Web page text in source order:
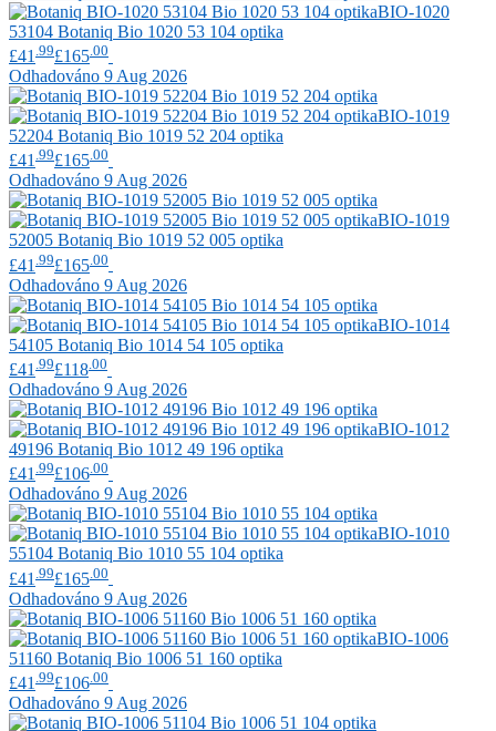
BIO-1020
53104 Botaniq Bio 1020 53 104 optika
£41 .99£165 .00
Odhadováno 9 Aug 2026
BIO-1019
52204 Botaniq Bio 1019 52 204 optika
£41 .99£165.00
Odhadováno 9 Aug 2026
BIO-1019
52005 Botaniq Bio 1019 52 005 optika
£41 .99£165 .00
Odhadováno 9 Aug 2026
BIO-1014
54105 Botaniq Bio 1014 54 105 optika
£41 .99£118 .00
Odhadováno 9 Aug 2026
BIO-1012
49196 Botaniq Bio 1012 49 196 optika
£41 .99£106.00
Odhadováno 9 Aug 2026
BIO-1010
55104 Botaniq Bio 1010 55 104 optika
£41 .99£165 .00
Odhadováno 9 Aug 2026
BIO-1006
51160 Botaniq Bio 1006 51 160 optika
£41 .99£106 .00
Odhadováno 9 Aug 2026